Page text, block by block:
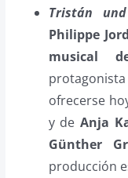
Tristán
Philippe
musical
ofrecerse
y de Anja
Günther
producción